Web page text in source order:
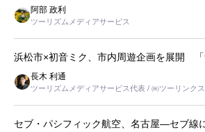
阿部 政利
ツーリズムメディアサービス
浜松市×初音ミク、市内周遊企画を展開
長木 利通
ツーリズムメディアサービス代表 / ㈱ツーリンクス
セブ・パシフィック航空、名古屋―セブ線